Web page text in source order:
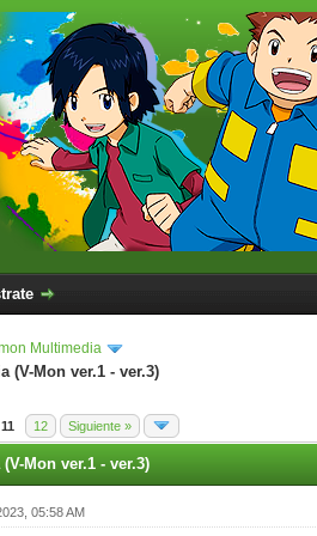
Multimedia
(V-Mon ver.1 - ver.3)
11 12 Siguiente »
Mon ver.1 - ver.3)
05:58 AM